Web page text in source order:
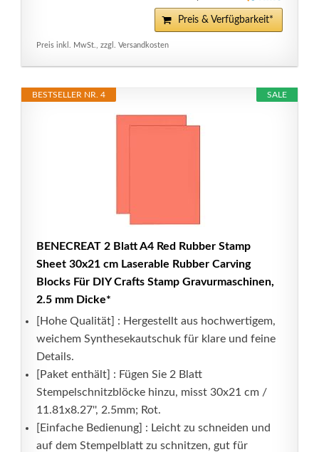
Preis & Verfügbarkeit*
Preis inkl. MwSt., zzgl. Versandkosten
SALE
BESTSELLER NR. 4
BENECREAT 2 Blatt A4 Red Rubber Stamp
Sheet 30x21 cm Laserable Rubber Carving
Blocks Für DIY Crafts Stamp Gravurmaschinen,
2.5 mm Dicke*
[Hohe Qualität] : Hergestellt aus hochwertigem,
weichem Synthesekautschuk für klare und feine
Details.
[Paket enthält] : Fügen Sie 2 Blatt
Stempelschnitzblöcke hinzu, misst 30x21 cm /
11.81x8.27'', 2.5mm; Rot.
[Einfache Bedienung] : Leicht zu schneiden und
auf dem Stempelblatt zu schnitzen, gut für